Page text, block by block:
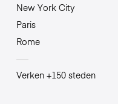
New York City
Paris
Rome
Verken +150 steden